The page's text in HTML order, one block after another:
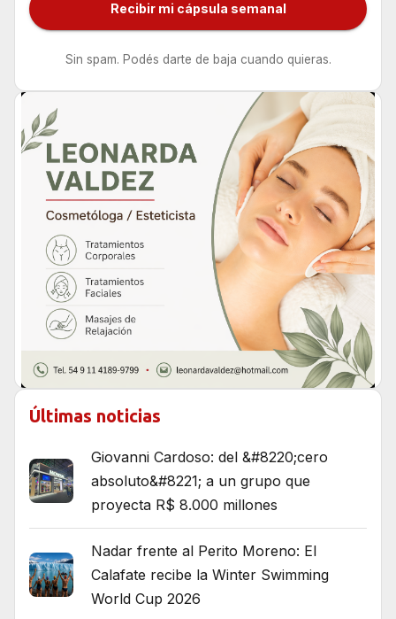
Recibir mi cápsula semanal
Sin spam. Podés darte de baja cuando quieras.
Últimas noticias
Giovanni Cardoso: del &#8220;cero
absoluto&#8221; a un grupo que
proyecta R$ 8.000 millones
Nadar frente al Perito Moreno: El
Calafate recibe la Winter Swimming
World Cup 2026